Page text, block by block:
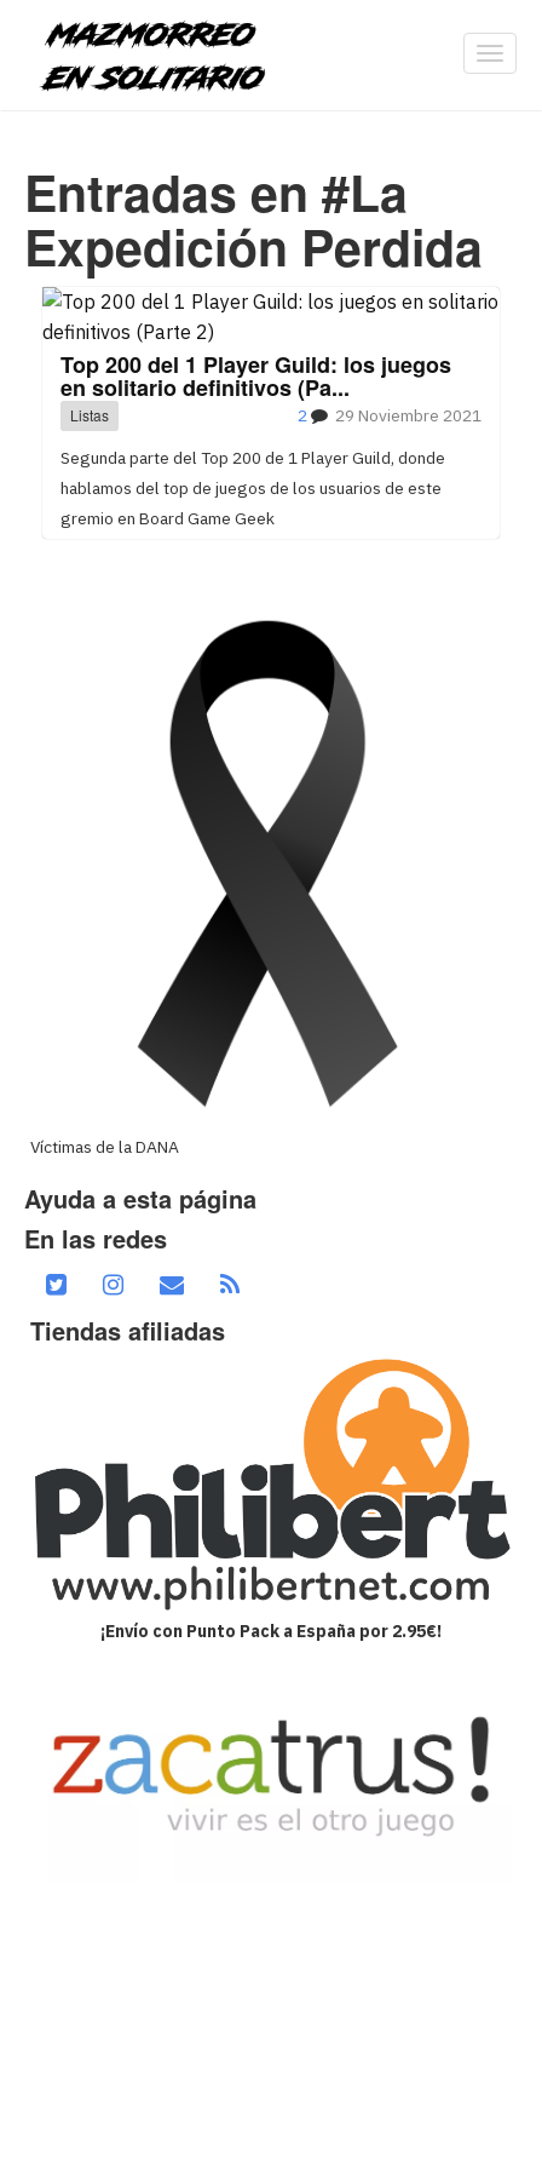
Entradas en #La
Expedición Perdida
Top 200 del 1 Player Guild: los juegos
en solitario definitivos (Pa...
Listas 29 Noviembre 2021
2
Segunda parte del Top 200 de 1 Player Guild, donde
hablamos del top de juegos de los usuarios de este
gremio en Board Game Geek
Víctimas de la DANA
Ayuda a esta página
En las redes
Tiendas afiliadas
¡Envío con Punto Pack a España por 2.95€!